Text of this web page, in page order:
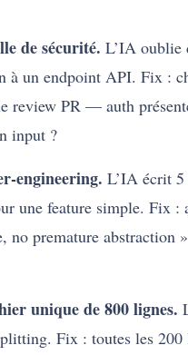
de sécurité. L’IA oublie
à un endpoint API. Fix :
review PR — auth
input ?
engineering. L’IA écrit 5
une feature simple. Fix :
no premature abstraction
unique de 800 lignes.
Fix : toutes les 200